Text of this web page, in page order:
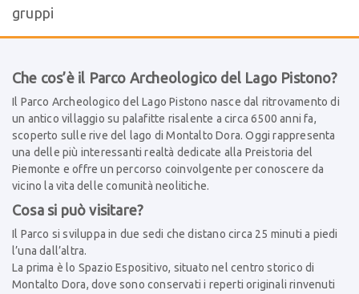
gruppi
Che cos’è il Parco Archeologico del Lago Pistono?
Il Parco Archeologico del Lago Pistono nasce dal ritrovamento di
un antico villaggio su palafitte risalente a circa 6500 anni fa,
scoperto sulle rive del lago di Montalto Dora. Oggi rappresenta
una delle più interessanti realtà dedicate alla Preistoria del
Piemonte e offre un percorso coinvolgente per conoscere da
vicino la vita delle comunità neolitiche.
Cosa si può visitare?
Il Parco si sviluppa in due sedi che distano circa 25 minuti a piedi
l’una dall’altra.
La prima è lo Spazio Espositivo, situato nel centro storico di
Montalto Dora, dove sono conservati i reperti originali rinvenuti